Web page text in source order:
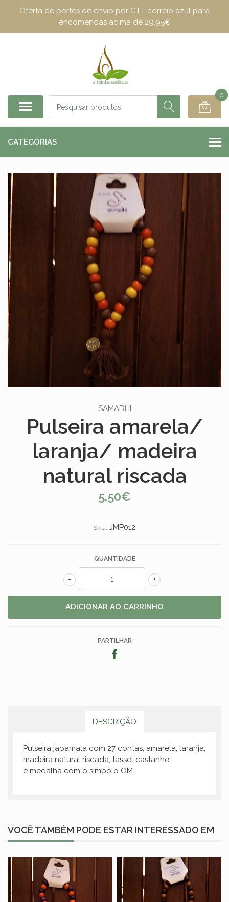
Oferta de portes de envio por CTT correio azul para
encomendas acima de 29.95€
0
CATEGORIAS
SAMADHI
Pulseira amarela/
laranja/ madeira
natural riscada
5,50€
SKU: JMP012
QUANTIDADE
+
-
PARTILHAR
DESCRIÇÃO
Pulseira japamala com 27 contas, amarela, laranja,
madeira natural riscada, tassel castanho
e medalha com o símbolo OM.
VOCÊ TAMBÉM PODE ESTAR INTERESSADO EM